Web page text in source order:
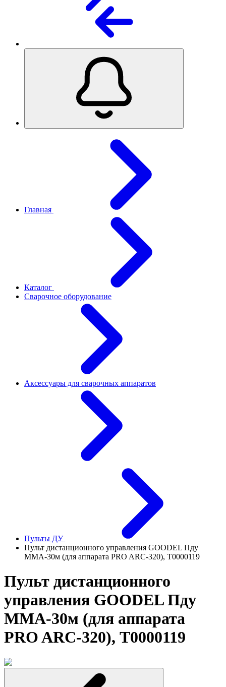
Главная
Каталог
Сварочное оборудование
Аксессуары для сварочных аппаратов
Пульты ДУ
Пульт дистанционного управления GOODEL Пду
МMA-30м (для аппарата PRO ARC-320), T0000119
Пульт дистанционного
управления GOODEL Пду
МMA-30м (для аппарата
PRO ARC-320), T0000119